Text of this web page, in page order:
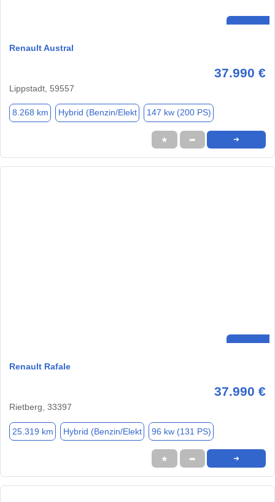
Renault Austral
37.990 €
Lippstadt, 59557
8.268 km Hybrid (Benzin/Elekt 147 kw (200 PS)
★ ➦ ➜
Renault Rafale
37.990 €
Rietberg, 33397
25.319 km Hybrid (Benzin/Elekt 96 kw (131 PS)
★ ➦ ➜